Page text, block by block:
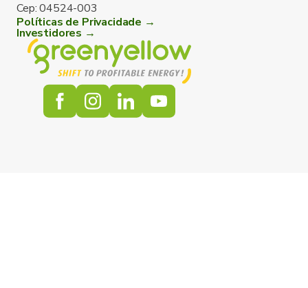
Cep: 04524-003
Políticas de Privacidade →
Investidores →